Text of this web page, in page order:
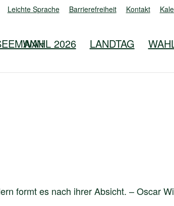
Leichte Sprache Barrierefreiheit Kontakt
WAHL 2026 LANDTAG
formt es nach ihrer Absicht. – Oscar